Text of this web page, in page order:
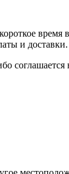
время
и доставки.